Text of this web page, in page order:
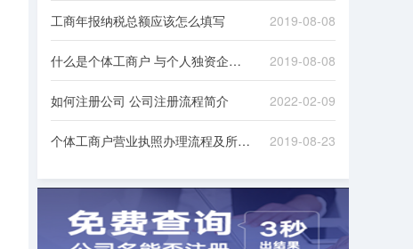
公司的具体流程！
工商年报纳税总额应该怎么填写 2019-08-08
什么是个体工商户 与个人独资企业有何不同 2019-08-08
如何注册公司 公司注册流程简介 2022-02-09
个体工商户营业执照办理流程及所需材料 2019-08-23